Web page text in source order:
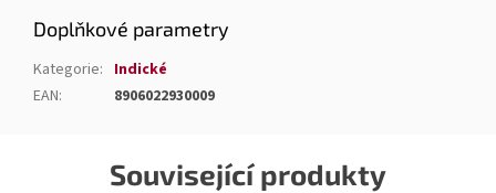
Související produkty
Doplňkové parametry
Kategorie: Indické
EAN: 8906022930009